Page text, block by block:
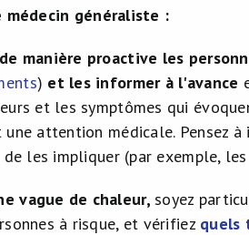
médecin généraliste :
manière proactive les
) et les informer à l'avance
et les symptômes qui
une attention médicale. Pensez
les impliquer (par exemple,
vague de chaleur, soyez
à risque, et vérifiez quels